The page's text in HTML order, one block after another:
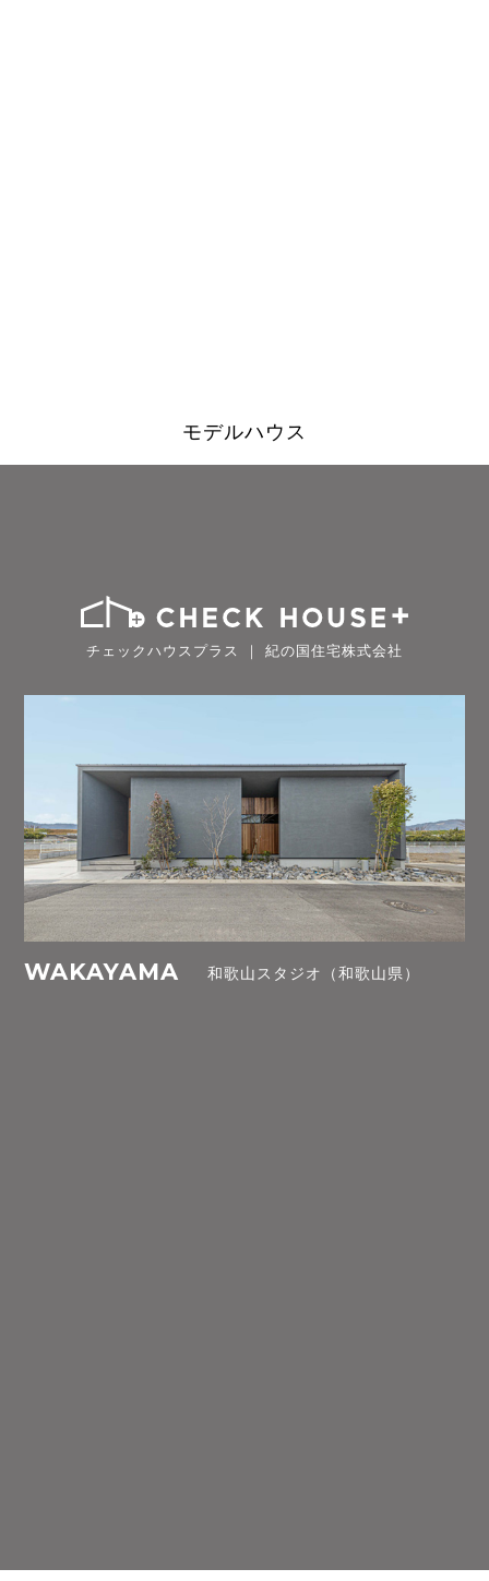
モデルハウス
チェックハウスプラス ｜ 紀の国住宅株式会社
WAKAYAMA 和歌山スタジオ（和歌山県）